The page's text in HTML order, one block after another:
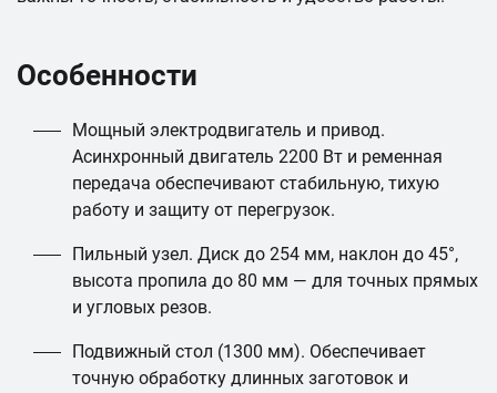
Особенности
Мощный электродвигатель и привод.
Асинхронный двигатель 2200 Вт и ременная
передача обеспечивают стабильную, тихую
работу и защиту от перегрузок.
Пильный узел. Диск до 254 мм, наклон до 45°,
высота пропила до 80 мм — для точных прямых
и угловых резов.
Подвижный стол (1300 мм). Обеспечивает
точную обработку длинных заготовок и